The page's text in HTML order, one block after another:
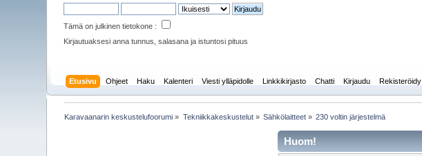
Tämä on julkinen tietokone :
Kirjautuaksesi anna tunnus, salasana ja istuntosi pituus
Etusivu Ohjeet Haku Kalenteri Viesti ylläpidolle Linkkikirjasto Chatti Kirjaudu Rekisteröidy
Karavaanarin keskustelufoorumi » Tekniikkakeskustelut» Sähkölaitteet » 230 voltin järjestelmä
Huom!